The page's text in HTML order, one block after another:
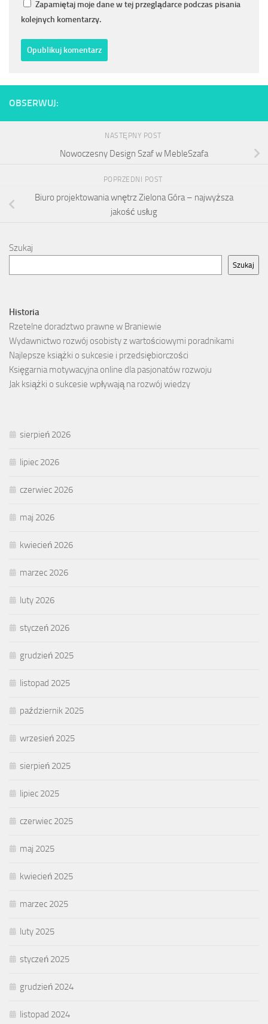
Zapamiętaj moje dane w tej przeglądarce podczas pisania
kolejnych komentarzy.
OBSERWUJ:
NASTĘPNY POST
Nowoczesny Design Szaf w MebleSzafa
POPRZEDNI POST
Biuro projektowania wnętrz Zielona Góra – najwyższa
jakość usług
Szukaj
Szukaj
Historia
Rzetelne doradztwo prawne w Braniewie
Wydawnictwo rozwój osobisty z wartościowymi poradnikami
Najlepsze książki o sukcesie i przedsiębiorczości
Księgarnia motywacyjna online dla pasjonatów rozwoju
Jak książki o sukcesie wpływają na rozwój wiedzy
sierpień 2026
lipiec 2026
czerwiec 2026
maj 2026
kwiecień 2026
marzec 2026
luty 2026
styczeń 2026
grudzień 2025
listopad 2025
październik 2025
wrzesień 2025
sierpień 2025
lipiec 2025
czerwiec 2025
maj 2025
kwiecień 2025
marzec 2025
luty 2025
styczeń 2025
grudzień 2024
listopad 2024